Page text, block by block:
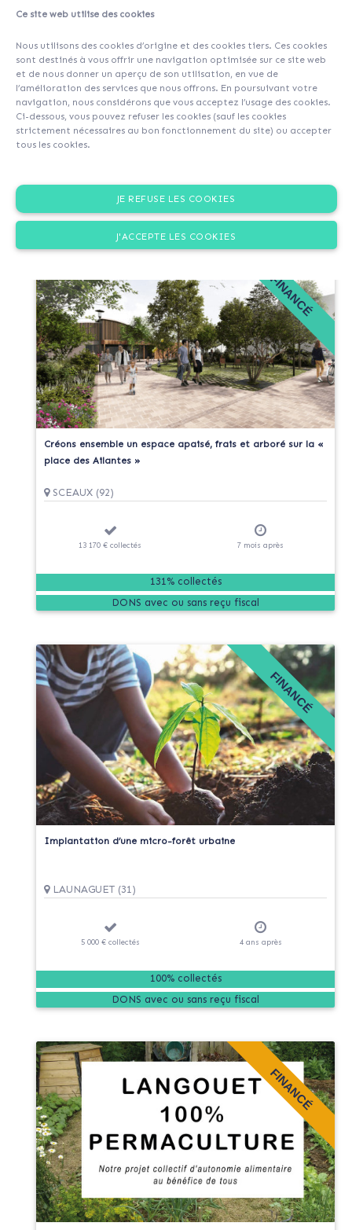
Ce site web utilise des cookies
Nous utilisons des cookies d’origine et des cookies tiers. Ces cookies
sont destinés à vous offrir une navigation optimisée sur ce site web
et de nous donner un aperçu de son utilisation, en vue de
l’amélioration des services que nous offrons. En poursuivant votre
navigation, nous considérons que vous acceptez l’usage des cookies.
Ci-dessous, vous pouvez refuser les cookies (sauf les cookies
strictement nécessaires au bon fonctionnement du site) ou accepter
tous les cookies.
JE REFUSE LES COOKIES
J'ACCEPTE LES COOKIES
Aménagements
FINANCÉ
Créons ensemble un espace apaisé, frais et arboré sur la «
place des Ailantes »
SCEAUX (92)
13 170 €collectés 7 mois après
131% collectés
DONS
FINANCÉ
Implantation d’une micro-forêt urbaine
LAUNAGUET (31)
5 000 € collectés 4ans après
100% collectés
DONS
FINANCÉ